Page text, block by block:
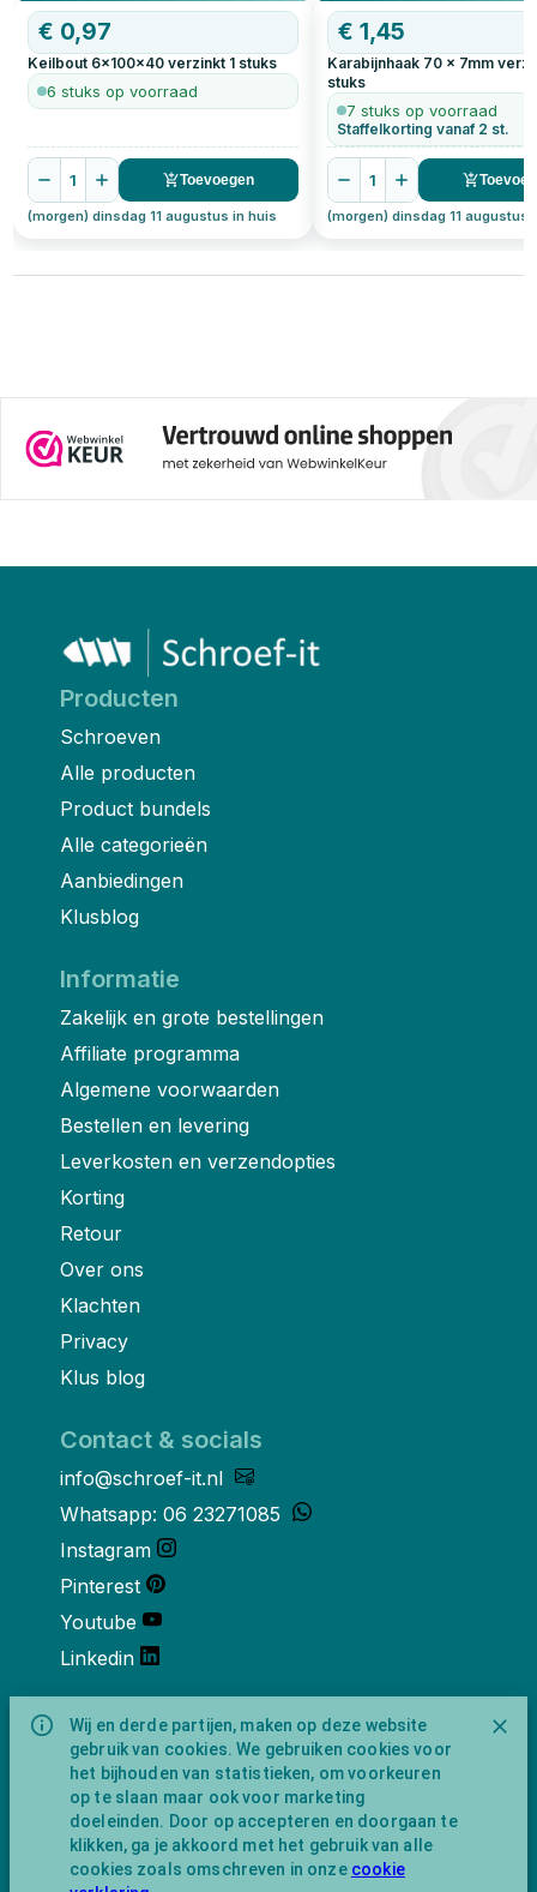
Wij en derde partijen, maken op deze website
gebruik van cookies. We gebruiken cookies voor
het bijhouden van statistieken, om voorkeuren
op te slaan maar ook voor marketing
doeleinden. Door op accepteren en doorgaan te
klikken, ga je akkoord met het gebruik van alle
cookies zoals omschreven in onze cookie
we uit wat een karabijnhaak is,
welke soorten er zijn, en waar je
op moet letten bij het kopen van
een karabijnhaak.
€ 0,97
Keilbout 6x100x40 verzinkt 1 stuks
6 stuks op voorraad
1 Toevoegen
(morgen) dinsdag 11 augustus in huis
€1,45
Karabijnhaak 70 x 7mm
stuks
7 stuks op voorraad
Staffelkorting vanaf 2 st.
1
(morgen) dinsdag 11 augustus
Producten
Schroeven
Alle producten
Product bundels
Alle categorieën
Aanbiedingen
Klusblog
Informatie
Zakelijk en grote bestellingen
Affiliate programma
Algemene voorwaarden
Bestellen en levering
Leverkosten en verzendopties
Korting
Retour
Over ons
Klachten
Privacy
Klus blog
Contact & socials
info@schroef-it.nl
Whatsapp: 06 23271085
Instagram
Pinterest
Youtube
Linkedin
Over ons
Schroef-it is een handelsnaam van
NewFeather B.V. geregisteerd onder KVK
nummer 91702593 met BTW-
identificatienummer NL865743009B01.
Postadres Amsterdamseweg 91 1422 AC
Uithoorn (geen bezoekadres).